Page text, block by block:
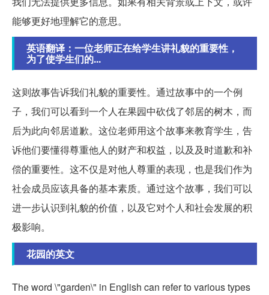
能够更好地理解它的意思。
英语翻译：一位老师正在给学生讲礼貌的重要性，
为了使学生们的...
这则故事告诉我们礼貌的重要性。通过故事中的一个例
子，我们可以看到一个人在果园中砍伐了邻居的树木，而
后为此向邻居道歉。这位老师用这个故事来教育学生，告
诉他们要懂得尊重他人的财产和权益，以及及时道歉和补
偿的重要性。这不仅是对他人尊重的表现，也是我们作为
社会成员应该具备的基本素质。通过这个故事，我们可以
进一步认识到礼貌的价值，以及它对个人和社会发展的积
极影响。
花园的英文
The word \"garden\" in English can refer to various types